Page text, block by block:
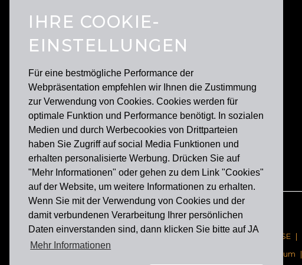
IHRE COOKIE-
EINSTELLUNGEN
Für eine bestmögliche Performance der
Webpräsentation empfehlen wir Ihnen die Zustimmung
zur Verwendung von Cookies. Cookies werden für
optimale Funktion und Performance benötigt. In sozialen
Medien und durch Werbecookies von Drittparteien
haben Sie Zugriff auf social Media Funktionen und
erhalten personalisierte Werbung. Drücken Sie auf
"Mehr Informationen" oder gehen zu dem Link "Cookies"
auf der Website, um weitere Informationen zu erhalten.
Wenn Sie mit der Verwendung von Cookies und der
damit verbundenen Verarbeitung Ihrer persönlichen
Daten einverstanden sind, dann klicken Sie bitte auf JA
Mehr Informationen
FRANCHISE |
Impressum
|